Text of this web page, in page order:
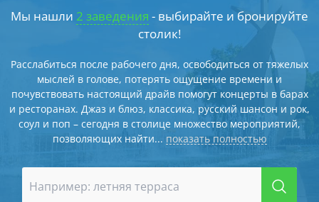
Мы нашли 2 заведения - выбирайте и бронируйте
столик!
Расслабиться после рабочего дня, освободиться от тяжелых
мыслей в голове, потерять ощущение времени и
почувствовать настоящий драйв помогут концерты в барах
и ресторанах. Джаз и блюз, классика, русский шансон и рок,
соул и поп – сегодня в столице множество мероприятий,
позволяющих найти... показать полностью